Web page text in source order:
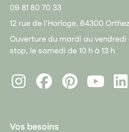
09 81 80 70 33
12 rue de l’Horloge, 64300 Orthez
Ouverture du mardi au vendredi
stop, le samedi de 10 h à 13 h
InstagramFacebookPinterest
Vos besoins